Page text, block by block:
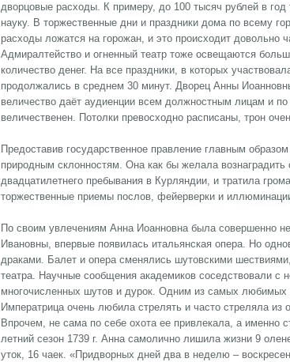
дворцовые расходы. К примеру, до 100 тысяч рублей в
науку. В торжественные дни и праздники дома по всему
расходы ложатся на горожан, и это происходит
Адмиралтейство и огненный театр тоже освещаются
количество денег. На все праздники, в которых
продолжались в среднем 30 минут. Дворец Анны
величество даёт аудиенции всем должностным лицам и
величественен. Потолки превосходно расписаны, трон
Предоставив государственное правление главным
природным склонностям. Она как бы желала
двадцатилетнего пребывания в Курляндии, и тратила
торжественные приемы послов, фейерверки и
По своим увлечениям Анна Иоанновна была совершенно
Ивановны, впервые появилась итальянская опера. Но
драками. Балет и опера сменялись шутовскими
театра. Научные сообщения академиков соседствовали с
многочисленных шутов и дурок. Одним из самых
Императрица очень любила стрелять и часто стреляла
Впрочем, не сама по себе охота ее привлекала, а именно
летний сезон 1739 г. Анна самолично лишила жизни 9
уток, 16 чаек. «Придворных дней два в неделю –